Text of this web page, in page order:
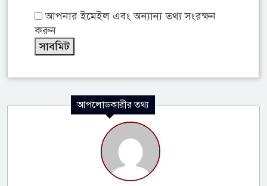
আপনার ইমেইল এবং অন্যান্য তথ্য সংরক্ষন
করুন
আপলোডকারীর তথ্য